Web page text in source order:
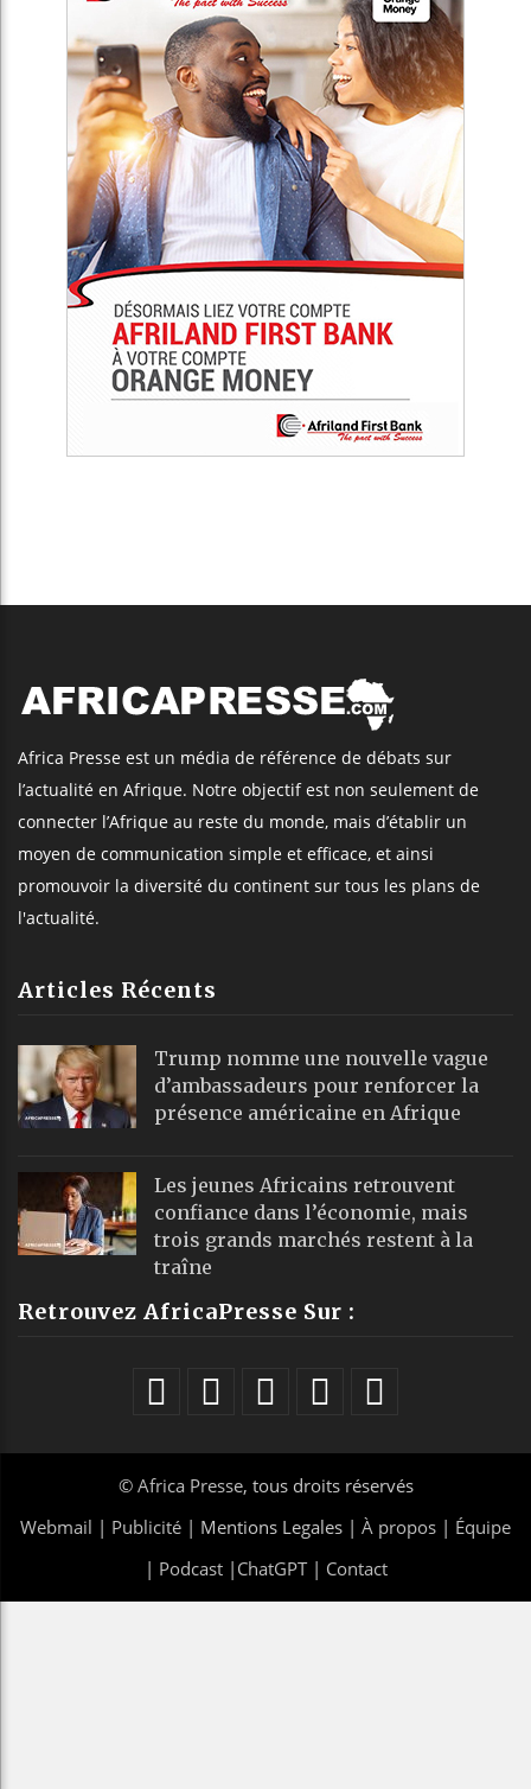
Africa Presse est un média de référence de débats sur
l’actualité en Afrique. Notre objectif est non seulement de
connecter l’Afrique au reste du monde, mais d’établir un
moyen de communication simple et efficace, et ainsi
promouvoir la diversité du continent sur tous les plans de
l'actualité.
Articles Récents
Trump nomme une nouvelle vague
d’ambassadeurs pour renforcer la
présence américaine en Afrique
Les jeunes Africains retrouvent
confiance dans l’économie, mais
trois grands marchés restent à la
traîne
Retrouvez AfricaPresse Sur :
© Africa Presse, tous droits réservés
Webmail | Publicité | Mentions Legales | À propos | Équipe
| Podcast| ChatGPT| Contact